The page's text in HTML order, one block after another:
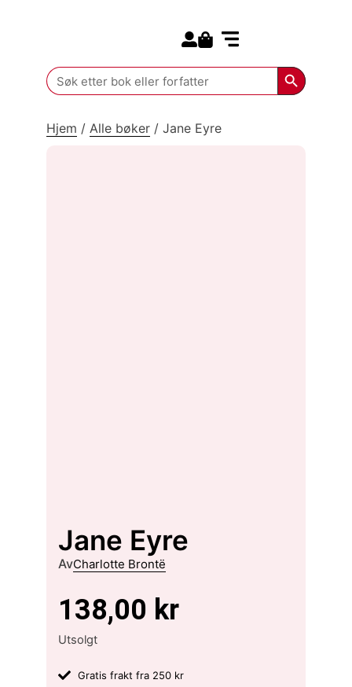
Search
for:
Search
Hjem / Alle bøker / Jane Eyre
Jane Eyre
AvCharlotte Brontë
138,00 kr
Utsolgt
Gratis frakt fra 250 kr